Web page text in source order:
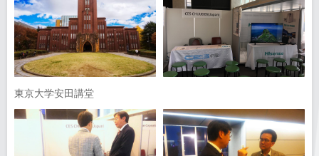
東京大学安田講堂